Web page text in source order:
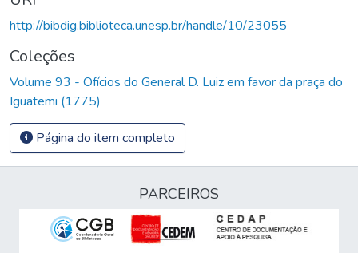
http://bibdig.biblioteca.unesp.br/handle/10/23055
Coleções
Volume 93 - Ofícios do General D. Luiz em favor da praça do
Iguatemi (1775)
Página do item completo
PARCEIROS